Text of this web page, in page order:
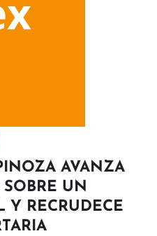
AVANZA
UN
Y RECRUDECE